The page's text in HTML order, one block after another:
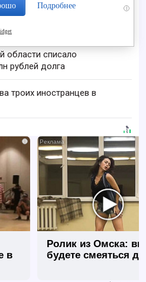
i
Крыма: Что люди
области списало
рублей долга
троих иностранцев в
i
в
Ролик из Омска: вы
будете смеяться
Подробнее